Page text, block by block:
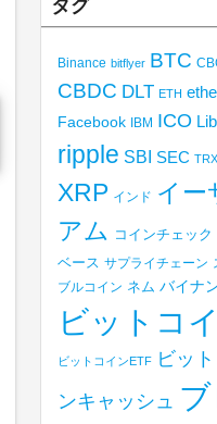
タグ
Binance bitflyer BTC
CBDC DLT ETH
Facebook IBM ICO
ripple SBI SEC TRX
XRP インド イー
アム コインチェック
ベース サプライチェーン
ブルコイン ネム バイナ
ビットコ
ビットコインETF
ビッ
ンキャッシュ ブ